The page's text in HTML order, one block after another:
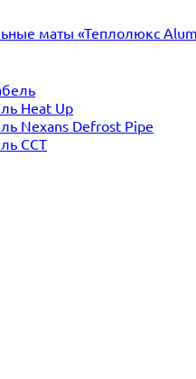
маты «Теплолюкс
Heat Up
Nexans Defrost Pipe
ССТ